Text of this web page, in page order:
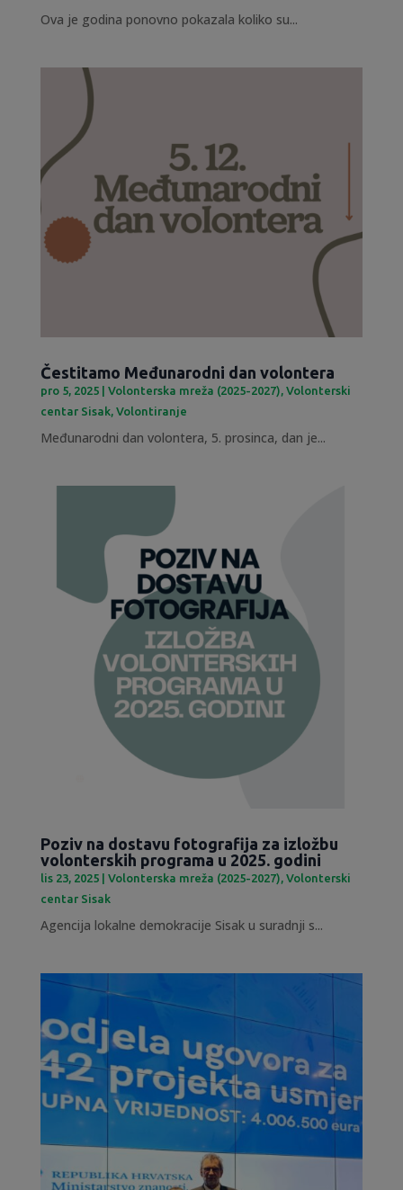
Ova je godina ponovno pokazala koliko su...
Čestitamo Međunarodni dan volontera
pro 5, 2025| Volonterska mreža (2025-2027), Volonterski
centar Sisak, Volontiranje
Međunarodni dan volontera, 5. prosinca, dan je...
Poziv na dostavu fotografija za izložbu
volonterskih programa u 2025. godini
lis 23, 2025| Volonterska mreža (2025-2027) Volonterski
centar Sisak
Agencija lokalne demokracije Sisak u suradnji s...